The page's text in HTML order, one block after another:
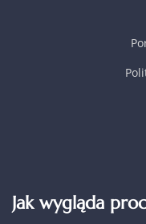
Jak wygląda